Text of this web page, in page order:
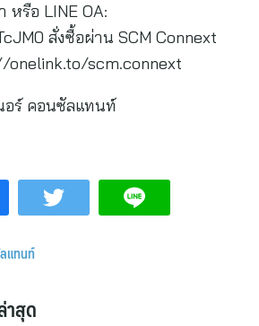
หรือ LINE OA:
สั่งซื้อผ่าน SCM Connext
scm.connext
อร์ คอนซัลแทนท์
แทนท์
าสุด